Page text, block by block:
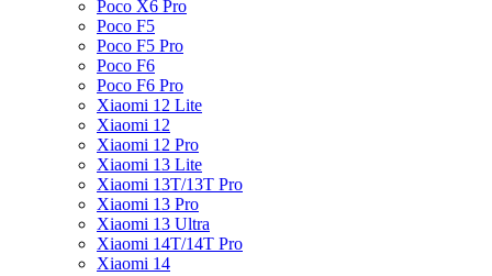
Poco X6 Pro
Poco F5
Poco F5 Pro
Poco F6
Poco F6 Pro
Xiaomi 12 Lite
Xiaomi 12
Xiaomi 12 Pro
Xiaomi 13 Lite
Xiaomi 13T/13T Pro
Xiaomi 13 Pro
Xiaomi 13 Ultra
Xiaomi 14T/14T Pro
Xiaomi 14